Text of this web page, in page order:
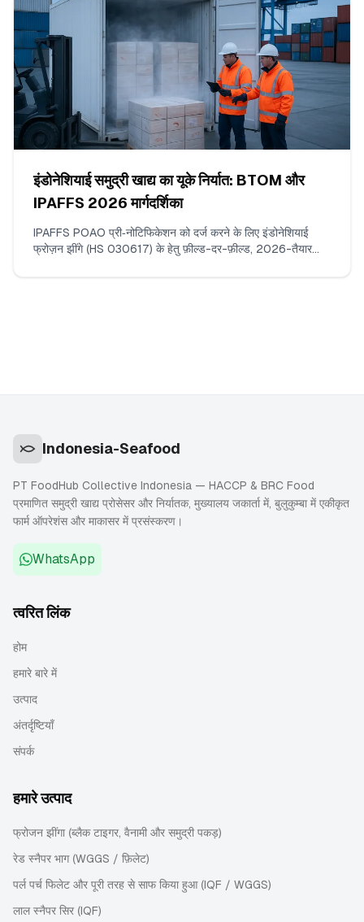
इंडोनेशियाई समुद्री खाद्य का यूके निर्यात: BTOM और
IPAFFS 2026 मार्गदर्शिका
IPAFFS POAO प्री‑नोटिफिकेशन को दर्ज करने के लिए इंडोनेशियाई
फ्रोज़न झींगे (HS 030617) के हेतु फ़ील्ड-दर-फ़ील्ड, 2026-तैयार
Indonesia-Seafood
PT FoodHub Collective Indonesia — HACCP & BRC Food
प्रमाणित समुद्री खाद्य प्रोसेसर और निर्यातक, मुख्यालय जकार्ता में, बुलुकुम्बा में एकीकृत
फार्म ऑपरेशंस और माकासर में प्रसंस्करण।
WhatsApp
त्वरित लिंक
होम
हमारे बारे में
उत्पाद
अंतर्दृष्टियाँ
संपर्क
हमारे उत्पाद
फ्रोजन झींगा (ब्लैक टाइगर, वैनामी और समुद्री पकड़)
रेड स्नैपर भाग (WGGS / फ़िलेट)
पर्ल पर्च फिलेट और पूरी तरह से साफ किया हुआ (IQF / WGGS)
लाल स्नैपर सिर (IQF)